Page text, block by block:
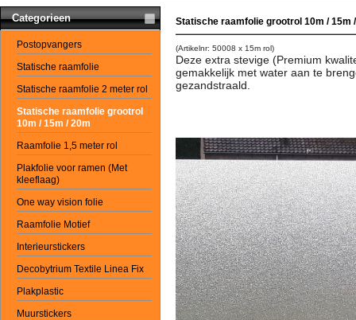
Categorieen
Postopvangers
Statische raamfolie
Statische raamfolie 2 meter rol
Statische raamfolie grootrol
10m / 15m / 20m
Raamfolie 1,5 meter rol
Plakfolie voor ramen (Met
kleeflaag)
One way vision folie
Raamfolie Motief
Interieurstickers
Decobytrium Textile Linea Fix
Plakplastic
Muurstickers
Statische raamfolie grootrol 10m / 15m
(Artikelnr: 50008 x 15m rol)
Deze extra stevige (Premium
gemakkelijk met water aan te
gezandstraald.